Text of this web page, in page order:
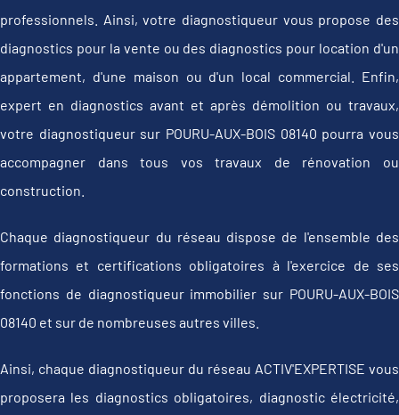
professionnels. Ainsi, votre diagnostiqueur vous propose des
diagnostics pour la vente ou des diagnostics pour location d'un
appartement, d'une maison ou d'un local commercial. Enfin,
expert en diagnostics avant et après démolition ou travaux,
votre diagnostiqueur sur POURU-AUX-BOIS 08140 pourra vous
accompagner dans tous vos travaux de rénovation ou
construction.
Chaque diagnostiqueur du réseau dispose de l'ensemble des
formations et certifications obligatoires à l'exercice de ses
fonctions de diagnostiqueur immobilier sur POURU-AUX-BOIS
08140 et sur de nombreuses autres villes.
Ainsi, chaque diagnostiqueur du réseau ACTIV'EXPERTISE vous
proposera les diagnostics obligatoires, diagnostic électricité,